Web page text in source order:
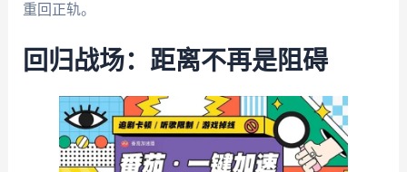
重回正轨。
回归战场：距离不再是阻碍